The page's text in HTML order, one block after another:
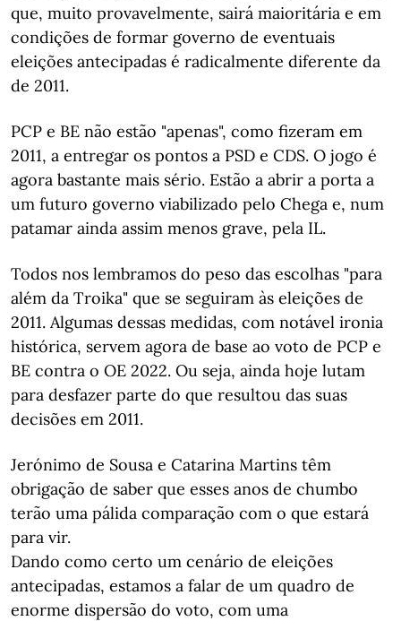
que, muito provavelmente, sairá maioritária e em
condições de formar governo de eventuais
eleições antecipadas é radicalmente diferente da
de 2011.
PCP e BE não estão "apenas", como fizeram em
2011, a entregar os pontos a PSD e CDS. O jogo é
agora bastante mais sério. Estão a abrir a porta a
um futuro governo viabilizado pelo Chega e, num
patamar ainda assim menos grave, pela IL.
Todos nos lembramos do peso das escolhas "para
além da Troika" que se seguiram às eleições de
2011. Algumas dessas medidas, com notável ironia
histórica, servem agora de base ao voto de PCP e
BE contra o OE 2022. Ou seja, ainda hoje lutam
para desfazer parte do que resultou das suas
decisões em 2011.
Jerónimo de Sousa e Catarina Martins têm
obrigação de saber que esses anos de chumbo
terão uma pálida comparação com o que estará
para vir.
Dando como certo um cenário de eleições
antecipadas, estamos a falar de um quadro de
enorme dispersão do voto, com uma